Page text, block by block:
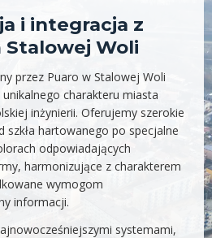
i integracja z
Woli
przez Puaro w Stalowej Woli
charakteru miasta
inżynierii. Oferujemy szerokie
szkła hartowanego po specjalne
odpowiadających
harmonizujące z charakterem
wymogom
informacji.
systemami,